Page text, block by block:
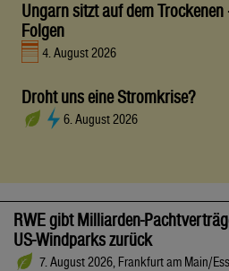
Ungarn sitzt auf dem
Folgen
4. August 2026
Droht uns eine Stromkrise?
6. August 2026
RWE gibt Milliarden-
US-Windparks zurück
7. August 2026, Frankfurt am Main/